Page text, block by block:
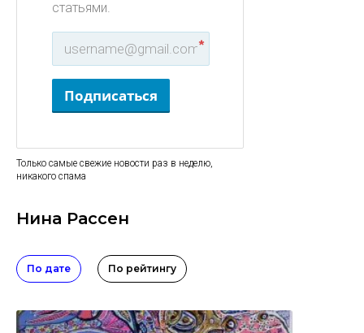
статьями.
*
Подписаться
Только самые свежие новости раз в неделю,
никакого спама
Нина Рассен
По дате По рейтингу